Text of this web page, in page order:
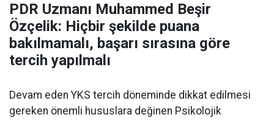
PDR Uzmanı Muhammed Beşir
Özçelik: Hiçbir şekilde puana
bakılmamalı, başarı sırasına göre
tercih yapılmalı
Devam eden YKS tercih döneminde dikkat edilmesi
gereken önemli hususlara değinen Psikolojik